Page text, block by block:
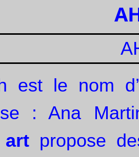
est le nom
: Ana
art propose